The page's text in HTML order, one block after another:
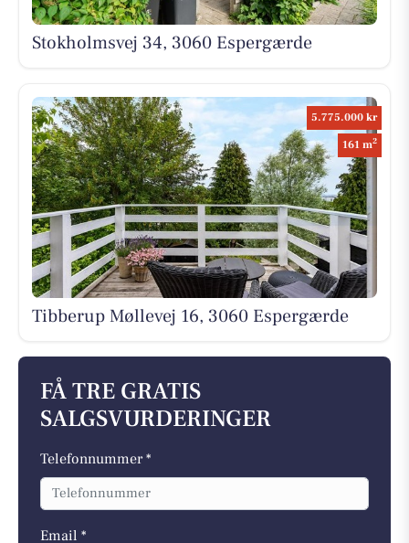
Stokholmsvej 34, 3060 Espergærde
5.775.000 kr
161 m2
Tibberup Møllevej 16, 3060 Espergærde
FÅ TRE GRATIS
SALGSVURDERINGER
Telefonnummer *
Email *